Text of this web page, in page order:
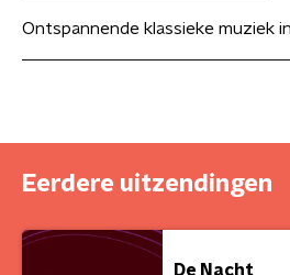
Ontspannende klassieke muziek
Eerdere uitzendingen
De Nacht